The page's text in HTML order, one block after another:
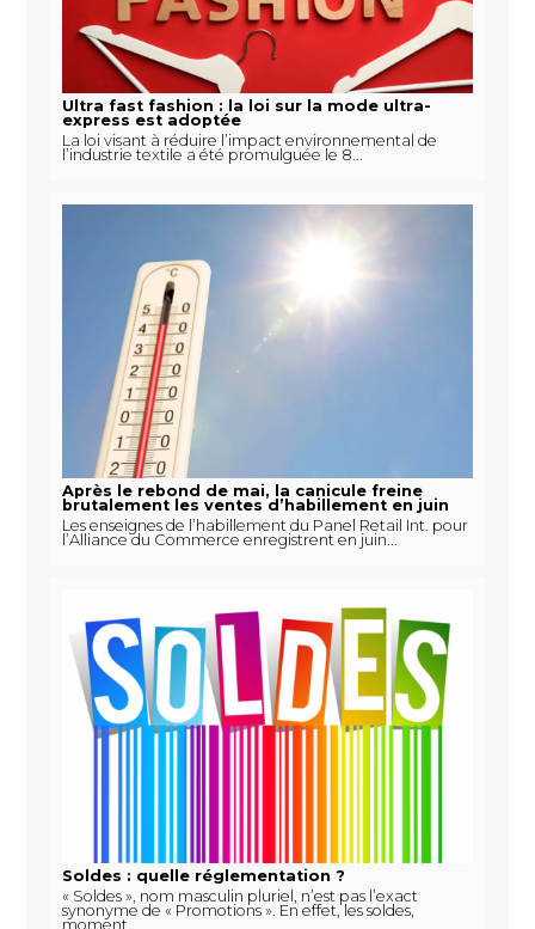
Ultra fast fashion : la loi sur la mode ultra-
express est adoptée
La loi visant à réduire l’impact environnemental de
l’industrie textile a été promulguée le 8...
Après le rebond de mai, la canicule freine
brutalement les ventes d’habillement en juin
Les enseignes de l’habillement du Panel Retail Int. pour
l’Alliance du Commerce enregistrent en juin...
Soldes : quelle réglementation ?
« Soldes », nom masculin pluriel, n’est pas l’exact
synonyme de « Promotions ». En effet, les soldes,
moment...